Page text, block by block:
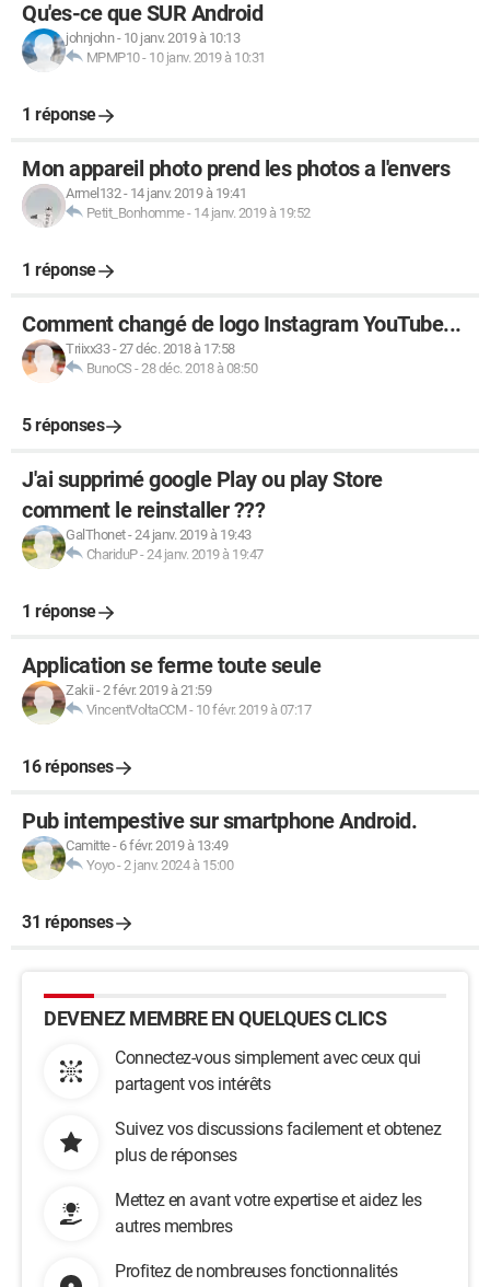
Qu'es-ce que SUR Android
johnjohn- 10 janv. 2019 à 10:13
MPMP10- 10 janv. 2019 à 10:31
1 réponse
Mon appareil photo prend les photos a l'envers
Armel132- 14 janv. 2019 à 19:41
Petit_Bonhomme- 14 janv. 2019 à 19:52
1 réponse
Comment changé de logo Instagram YouTube...
Triixx33-27 déc. 2018 à 17:58
BunoCS -28 déc. 2018 à 08:50
5 réponses
J'ai supprimé google Play ou play Store
comment le reinstaller ???
GalThonet-24 janv. 2019 à 19:43
ChariduP-24 janv. 2019 à 19:47
1 réponse
Application se ferme toute seule
Zakii -2 févr. 2019 à 21:59
VincentVoltaCCM- 10 févr. 2019 à 07:17
16 réponses
Pub intempestive sur smartphone Android.
Camitte- 6 févr. 2019 à 13:49
Yoyo-2 janv. 2024 à 15:00
31 réponses
DEVENEZ MEMBRE EN QUELQUES CLICS
Connectez-vous simplement avec ceux qui
partagent vos intérêts
Suivez vos discussions facilement et obtenez
plus de réponses
Mettez en avant votre expertise et aidez les
autres membres
Profitez de nombreuses fonctionnalités